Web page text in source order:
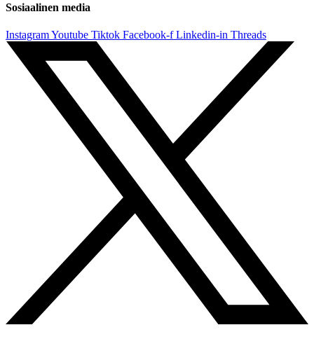
Sosiaalinen media
InstagramYoutube Tiktok Facebook-f Linkedin-in Threads